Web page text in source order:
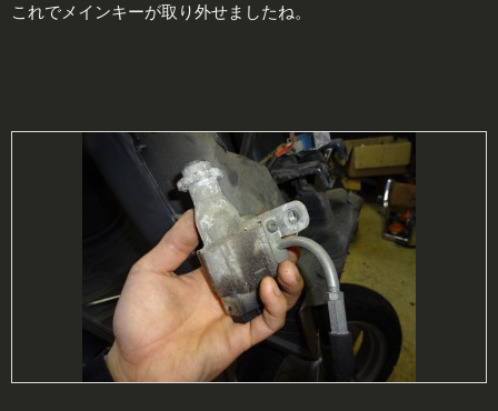
これでメインキーが取り外せましたね。